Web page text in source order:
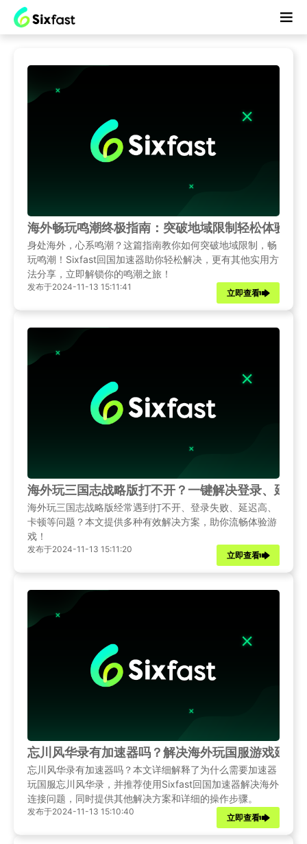
海外畅玩鸣潮终极指南：突破地域限制轻松体验！
身处海外，心系鸣潮？这篇指南教你如何突破地域限制，畅
玩鸣潮！Sixfast回国加速器助你轻松解决，更有其他实用方
法分享，立即解锁你的鸣潮之旅！
发布于2024-11-13 15:11:41
立即查看
海外玩三国志战略版打不开？一键解决登录、延迟
海外玩三国志战略版经常遇到打不开、登录失败、延迟高、
卡顿等问题？本文提供多种有效解决方案，助你流畅体验游
戏！
发布于2024-11-13 15:11:20
立即查看
忘川风华录有加速器吗？解决海外玩国服游戏延迟
忘川风华录有加速器吗？本文详细解释了为什么需要加速器
玩国服忘川风华录，并推荐使用Sixfast回国加速器解决海外
连接问题，同时提供其他解决方案和详细的操作步骤。
发布于2024-11-13 15:10:40
立即查看